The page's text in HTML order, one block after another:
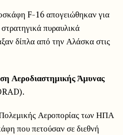
F-16 απογειώθηκαν για
πυραυλικά
δίπλα από την Αλάσκα στις
Αεροδιαστημικής Άμυνας
Αεροπορίας των ΗΠΑ
που πετούσαν σε διεθνή